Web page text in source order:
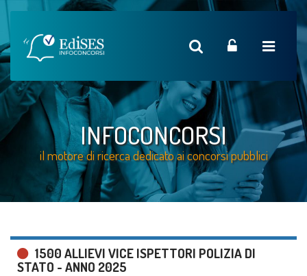
INFOCONCORSI
il motore di ricerca dedicato ai concorsi pubblici
1500 ALLIEVI VICE ISPETTORI POLIZIA DI
STATO - ANNO 2025